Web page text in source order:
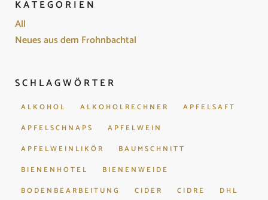
KATEGORIEN
All
Neues aus dem Frohnbachtal
SCHLAGWÖRTER
ALKOHOL ALKOHOLRECHNER
APFELSAFT
APFELSCHNAPS
APFELWEIN
APFELWEINLIKÖR
BAUMSCHNITT
BIENENHOTEL
BIENENWEIDE
BODENBEARBEITUNG
CIDER CIDRE
DHL